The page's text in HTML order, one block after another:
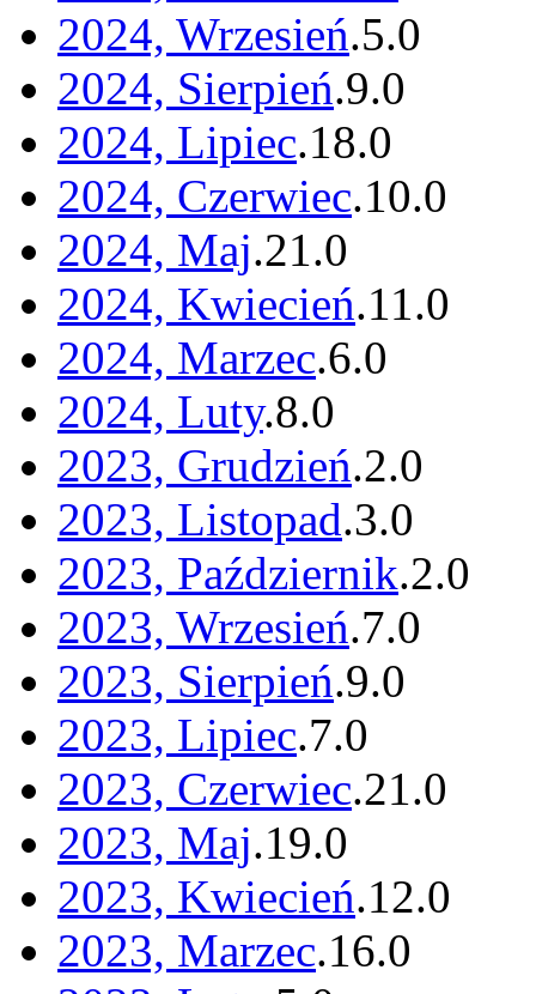
2024, Wrzesień.5.0
2024, Sierpień.9.0
2024, Lipiec.18.0
2024, Czerwiec.10.0
2024, Maj.21.0
2024, Kwiecień.11.0
2024, Marzec.6.0
2024, Luty.8.0
2023, Grudzień.2.0
2023, Listopad.3.0
2023, Październik.2.0
2023, Wrzesień.7.0
2023, Sierpień.9.0
2023, Lipiec.7.0
2023, Czerwiec.21.0
2023, Maj.19.0
2023, Kwiecień.12.0
2023, Marzec.16.0